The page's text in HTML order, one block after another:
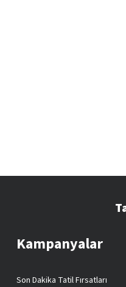
Kampanyalar
Son Dakika Tatil Fırsatları